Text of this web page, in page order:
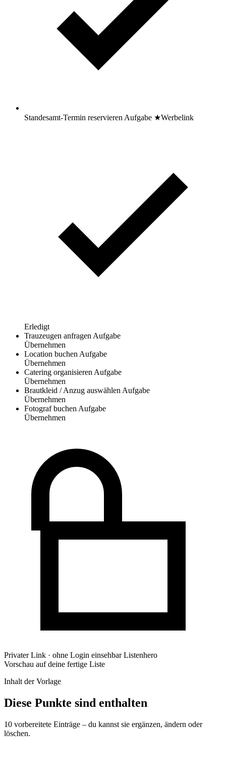
Standesamt-Termin reservieren Aufgabe ★Werbelink
Erledigt
Trauzeugen anfragen Aufgabe
Übernehmen
Location buchen Aufgabe
Übernehmen
Catering organisieren Aufgabe
Übernehmen
Brautkleid / Anzug auswählen Aufgabe
Übernehmen
Fotograf buchen Aufgabe
Übernehmen
Privater Link · ohne Login einsehbarListenhero
Vorschau auf deine fertige Liste
Inhalt der Vorlage
Diese Punkte sind enthalten
10 vorbereitete Einträge – du kannst sie ergänzen, ändern oder
löschen.